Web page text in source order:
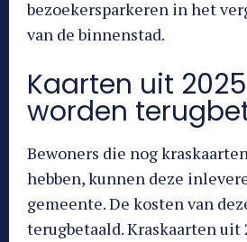
bezoekersparkeren in het
van de binnenstad.
Kaarten uit
worden
Bewoners die nog
hebben, kunnen deze
gemeente. De kosten van
terugbetaald. Kraskaarten uit